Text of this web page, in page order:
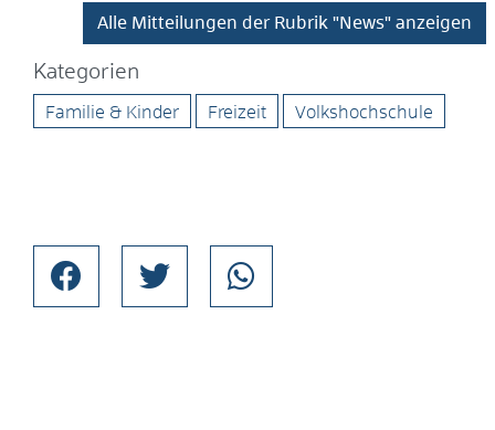
Alle Mitteilungen der Rubrik "News" anzeigen
Kategorien
Familie & Kinder Freizeit Volkshochschule